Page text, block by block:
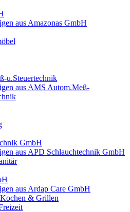
aus Amazonas GmbH
u.Steuertechnik
aus AMS Autom.Meß-
GmbH
aus APD Schlauchtechnik GmbH
aus Ardap Care GmbH
& Grillen